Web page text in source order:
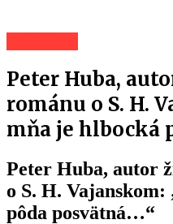
Peter Huba,
románu o S. H.
mňa je hlbocká
Peter Huba, autor
o S. H.
pôda posvätná…“